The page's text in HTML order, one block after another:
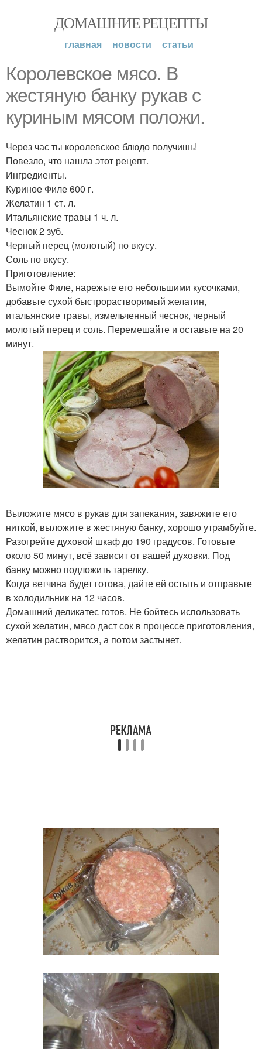
ДОМАШНИЕ РЕЦЕПТЫ
главная новости статьи
Королевское мясо. В
жестяную банку рукав с
куриным мясом положи.
Через час ты королевское блюдо получишь!
Повезло, что нашла этот рецепт.
Ингредиенты.
Куриное Филе 600 г.
Желатин 1 ст. л.
Итальянские травы 1 ч. л.
Чеснок 2 зуб.
Черный перец (молотый) по вкусу.
Соль по вкусу.
Приготовление:
Вымойте Филе, нарежьте его небольшими кусочками,
добавьте сухой быстрорастворимый желатин,
итальянские травы, измельченный чеснок, черный
молотый перец и соль. Перемешайте и оставьте на 20
минут.
Выложите мясо в рукав для запекания, завяжите его
ниткой, выложите в жестяную банку, хорошо утрамбуйте.
Разогрейте духовой шкаф до 190 градусов. Готовьте
около 50 минут, всё зависит от вашей духовки. Под
банку можно подложить тарелку.
Когда ветчина будет готова, дайте ей остыть и отправьте
в холодильник на 12 часов.
Домашний деликатес готов. Не бойтесь использовать
сухой желатин, мясо даст сок в процессе приготовления,
желатин растворится, а потом застынет.